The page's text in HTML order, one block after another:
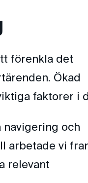
förenkla det
Ökad
faktorer i
och
arbetade vi
relevant